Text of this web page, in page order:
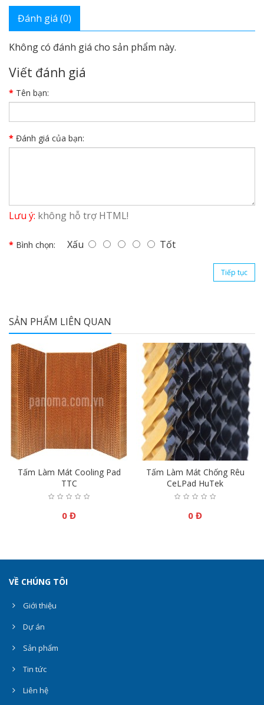
Đánh giá (0)
Không có đánh giá cho sản phẩm này.
Viết đánh giá
Tên bạn:
Đánh giá của bạn:
Lưu ý: không hỗ trợ HTML!
Bình chọn: Xấu Tốt
Tiếp tục
SẢN PHẨM LIÊN QUAN
Tấm Làm Mát Cooling Pad
TTC
0 Đ
Tấm Làm Mát Chống Rêu
CeLPad HuTek
0 Đ
VỀ CHÚNG TÔI
Giới thiệu
Dự án
Sản phẩm
Tin tức
Liên hệ